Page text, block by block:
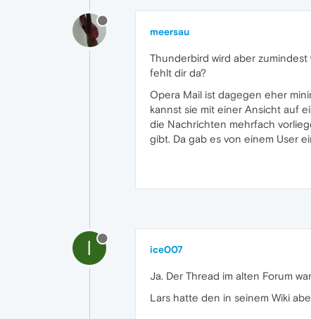
meersau
Thunderbird wird aber
fehlt dir da?
Opera Mail ist dagegen eher
kannst sie mit einer Ansicht auf
die Nachrichten mehrfach
gibt. Da gab es von einem User
I ice007
Ja. Der Thread im alten Forum
Lars hatte den in seinem Wiki